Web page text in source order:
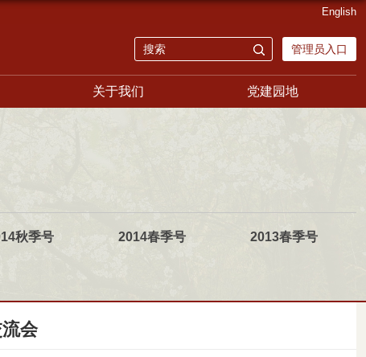
管理员入口
English
关于我们 党建园地
秋季号 2014春季号 2013春季号
会